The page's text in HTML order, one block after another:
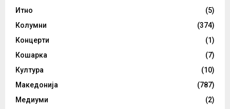
Итно
(5)
Колумни
(374)
Концерти
(1)
Кошарка
(7)
Култура
(10)
Македонија
(787)
Медиуми
(2)